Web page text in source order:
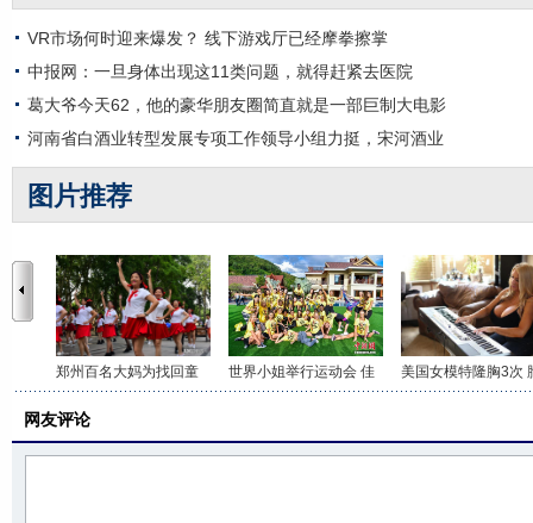
VR市场何时迎来爆发？ 线下游戏厅已经摩拳擦掌
中报网：一旦身体出现这11类问题，就得赶紧去医院
葛大爷今天62，他的豪华朋友圈简直就是一部巨制大电影
河南省白酒业转型发展专项工作领导小组力挺，宋河酒业
图片推荐
郑州百名大妈为找回童 世界小姐举行运动会 佳 美国女模特隆胸3次
网友评论